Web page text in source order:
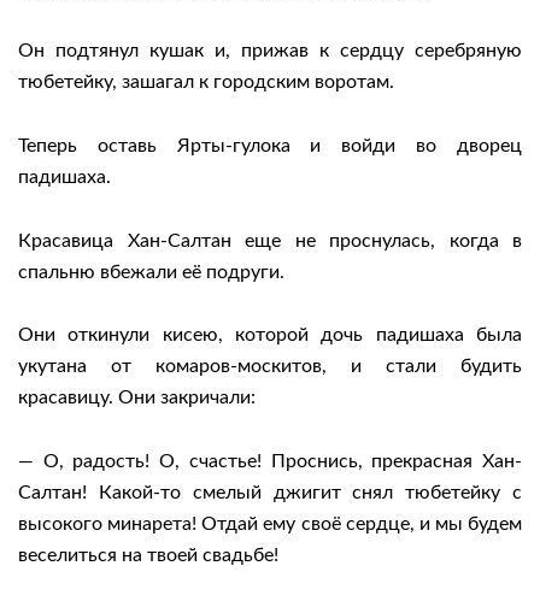
Он подтянул кушак и, прижав к сердцу серебряную
тюбетейку, зашагал к городским воротам.
Теперь оставь Ярты-гулока и войди во дворец
падишаха.
Красавица Хан-Салтан еще не проснулась, когда в
спальню вбежали её подруги.
Они откинули кисею, которой дочь падишаха была
укутана от комаров-москитов, и стали будить
красавицу. Они закричали:
— О, радость! О, счастье! Проснись, прекрасная Хан-
Салтан! Какой-то смелый джигит снял тюбетейку с
высокого минарета! Отдай ему своё сердце, и мы будем
веселиться на твоей свадьбе!